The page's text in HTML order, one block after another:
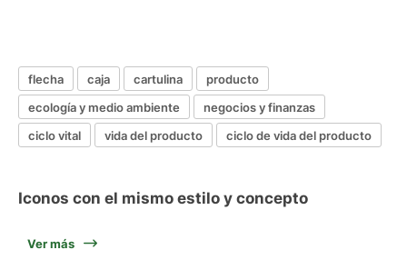
flecha caja cartulina
producto
ecología y medio ambiente
negocios y finanzas
ciclo vital
vida del producto ciclo de vida del producto
Iconos con el mismo estilo y concepto
Ver más